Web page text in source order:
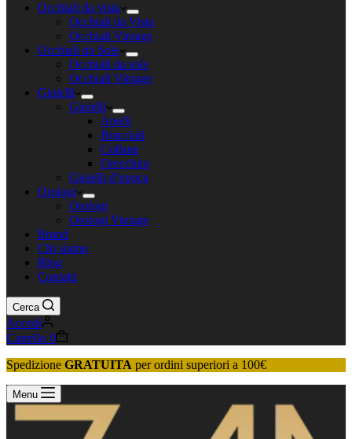
Occhiali da vista
Occhiali da Vista
Occhiali Vintage
Occhiali da Sole
Occhiali da sole
Occhiali Vintage
Gioielli
Gioielli
Anelli
Bracciali
Collane
Orecchini
Gioielli d’epoca
Orologi
Orologi
Orologi Vintage
Brand
Chi siamo
Blog
Contatti
Cerca
Accedi
Carrello 0
Spedizione GRATUITA per ordini superiori a 100€
Menu